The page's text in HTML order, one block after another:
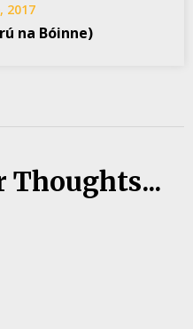
2017
na Bóinne)
Thoughts...